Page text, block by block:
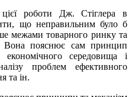
роботи Дж. Стіглера в
що неправильним було б
межами товарного ринку та
Вона пояснює сам принцип
економічного середовища і
проблем ефективного
та ін.